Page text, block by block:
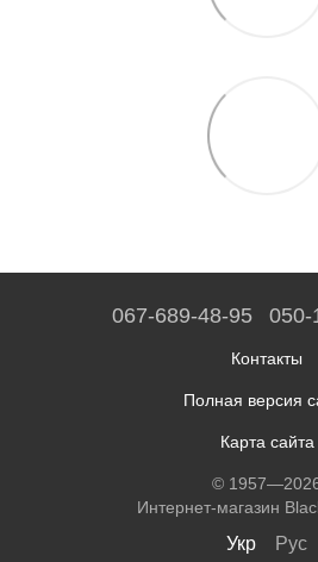
067-689-48-95 050-
Контакты
Полная версия
Карта сайта
©
Интернет-магазин
Укр Рус